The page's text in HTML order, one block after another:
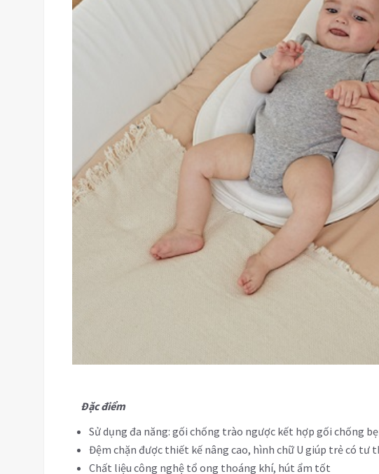
Đặc điểm
Sử dụng đa năng: gối chống trào ngược kết hợp gối chống
Đệm chặn được thiết kế nâng cao, hình chữ U giúp trẻ có tư
Chất liệu công nghệ tổ ong thoáng khí, hút ẩm tốt